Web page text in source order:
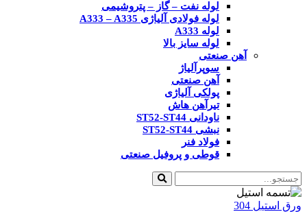
لوله نفت – گاز – پتروشیمی
لوله فولادی آلیاژی A333 – A335
لوله A333
لوله سایز بالا
آهن صنعتی
سوپرآلیاژ
آهن صنعتی
پولکی آلیاژی
تیرآهن هاش
ناودانی ST52-ST44
نبشی ST52-ST44
فولاد فنر
قوطی و پروفیل صنعتی
ورق استیل 304